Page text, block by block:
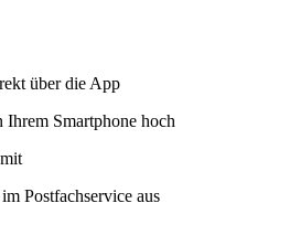
über die App
Ihrem Smartphone hoch
Postfachservice aus